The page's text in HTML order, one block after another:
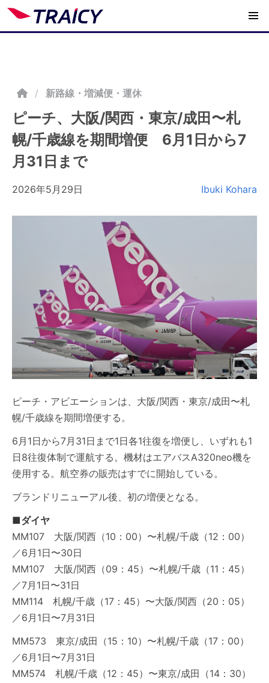
/ 新路線・増減便・運休
ピーチ、大阪/関西・東京/成田〜札
幌/千歳線を期間増便 6月1日から7
月31日まで
2026年5月29日 Ibuki Kohara
ピーチ・アビエーションは、大阪/関西・東京/成田〜札
幌/千歳線を期間増便する。
6月1日から7月31日まで1日各1往復を増便し、いずれも1
日8往復体制で運航する。機材はエアバスA320neo機を
使用する。航空券の販売はすでに開始している。
ブランドリニューアル後、初の増便となる。
■ダイヤ
MM107 大阪/関西（10：00）〜札幌/千歳（12：00）
／6月1日〜30日
MM107 大阪/関西（09：45）〜札幌/千歳（11：45）
／7月1日〜31日
MM114 札幌/千歳（17：45）〜大阪/関西（20：05）
／6月1日〜7月31日
MM573 東京/成田（15：10）〜札幌/千歳（17：00）
／6月1日〜7月31日
MM574 札幌/千歳（12：45）〜東京/成田（14：30）